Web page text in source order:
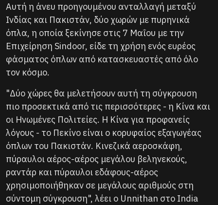
Αυτή η άνευ προηγουμένου ανταλλαγή μεταξύ
Ινδίας και Πακιστάν, δύο χωρών με πυρηνικά
όπλα, η οποία ξεκίνησε στις 7 Μαΐου με την
Επιχείρηση Sindoor, είδε τη χρήση ενός ευρέος
φάσματος όπλων από κατασκευαστές από όλο
τον κόσμο.
"Δύο χώρες θα μελετήσουν αυτή τη σύγκρουση
πιο προσεκτικά από τις περισσότερες - η Κίνα και
οι Ηνωμένες Πολιτείες. Η Κίνα για προφανείς
λόγους - το Πεκίνο είναι ο κορυφαίος εξαγωγέας
όπλων του Πακιστάν. Κινεζικά αεροσκάφη,
πύραυλοι αέρος-αέρος μεγάλου βεληνεκούς,
ραντάρ και πύραυλοι εδάφους-αέρος
χρησιμοποιήθηκαν σε μεγάλους αριθμούς στη
σύντομη σύγκρουση", λέει ο Unnithan στο India